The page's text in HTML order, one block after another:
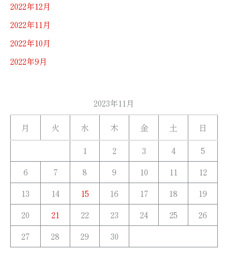
2022年12月
2022年11月
2022年10月
2022年9月
2023年11月
月
火 水 木 金 土
日
1
2 3 4
5
6
7 8 9 10 11
12
13
14 15 16 17 18
19
20
21 22 23 24 25
26
27
28 29 30